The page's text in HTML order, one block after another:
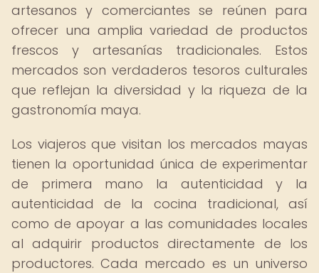
artesanos y comerciantes se reúnen para
ofrecer una amplia variedad de productos
frescos y artesanías tradicionales. Estos
mercados son verdaderos tesoros culturales
que reflejan la diversidad y la riqueza de la
gastronomía maya.
Los viajeros que visitan los mercados mayas
tienen la oportunidad única de experimentar
de primera mano la autenticidad y la
autenticidad de la cocina tradicional, así
como de apoyar a las comunidades locales
al adquirir productos directamente de los
productores. Cada mercado es un universo